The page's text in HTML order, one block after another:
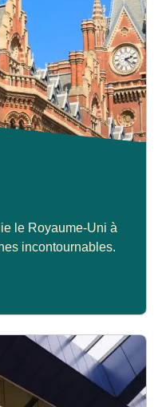
le Royaume-Uni à
incontournables.